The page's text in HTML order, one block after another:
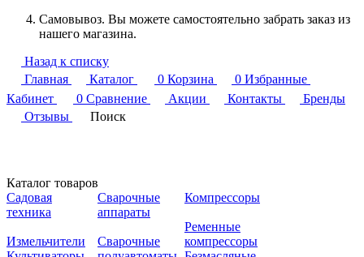
Самовывоз. Вы можете самостоятельно забрать заказ из
нашего магазина.
Назад к списку
Главная
Каталог 0 Корзина 0 Избранные
Кабинет
0 Сравнение Акции Контакты
Бренды
Отзывы
Поиск
Каталог товаров
Садовая
техника
Измельчители
Сварочные
аппараты
Сварочные
Компрессоры
Ременные
компрессоры